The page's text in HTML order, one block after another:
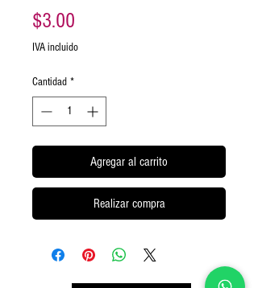
$3.00
IVA incluido
Cantidad *
Agregar al carrito
Realizar compra